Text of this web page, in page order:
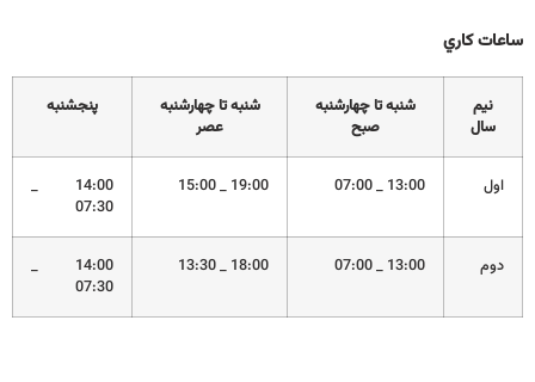
ساعات كاري
نيم
سال
شنبه تا چهارشنبه
صبح
شنبه تا چهارشنبه
عصر
پنجشنبه
اول 13:00 _ 07:00
19:00 _ 15:00
14:00 _
07:30
دوم 13:00 _ 07:00
18:00 _ 13:30
14:00 _
07:30